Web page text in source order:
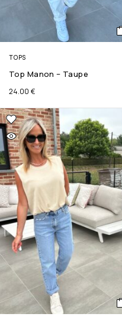
TOPS
Top Manon – Taupe
24.00 €